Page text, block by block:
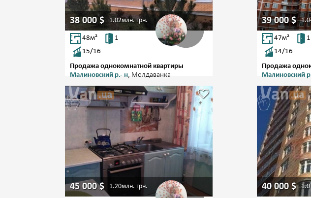
38 000 $ 1.02млн.грн.
48м²
1
15/16
Продажа однокомнатной квартиры
Малиновский р.- н, Молдаванка
39 000$
47м²
1
14/16
Продажа
Малиновский
45 000$ 1.20млн. грн. 40 000$